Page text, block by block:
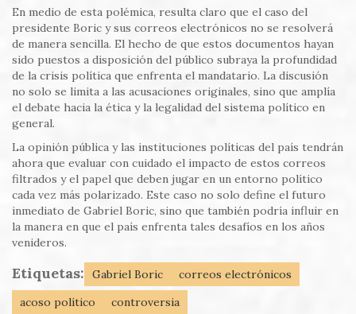
En medio de esta polémica, resulta claro que el caso del
presidente Boric y sus correos electrónicos no se resolverá
de manera sencilla. El hecho de que estos documentos hayan
sido puestos a disposición del público subraya la profundidad
de la crisis política que enfrenta el mandatario. La discusión
no solo se limita a las acusaciones originales, sino que amplía
el debate hacia la ética y la legalidad del sistema político en
general.
La opinión pública y las instituciones políticas del país tendrán
ahora que evaluar con cuidado el impacto de estos correos
filtrados y el papel que deben jugar en un entorno político
cada vez más polarizado. Este caso no solo define el futuro
inmediato de Gabriel Boric, sino que también podría influir en
la manera en que el país enfrenta tales desafíos en los años
venideros.
Etiquetas: Gabriel Boric
correos electrónicos
acoso político
controversia